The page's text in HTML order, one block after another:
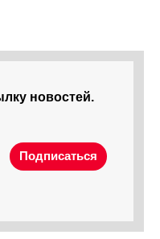
новостей.
Подписаться